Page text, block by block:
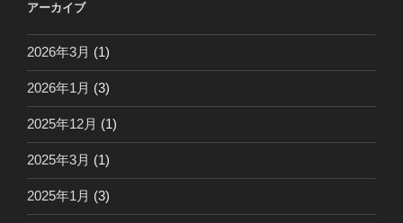
ン
アーカイブ
2026年3月 (1)
2026年1月 (3)
2025年12月 (1)
2025年3月 (1)
2025年1月 (3)